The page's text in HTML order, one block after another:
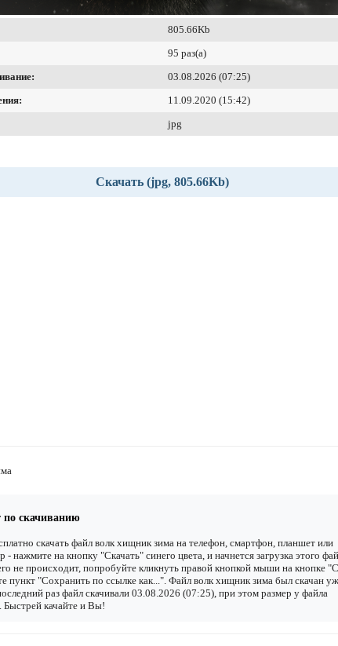
805.66Kb
95 раз(а)
03.08.2026 (07:25)
11.09.2020 (15:42)
jpg
Скачать (jpg, 805.66Kb)
по скачиванию
скачать файл волк хищник зима на телефон, смартфон, планшет или
- нажмите на кнопку "Скачать" синего цвета, и начнется загрузка этого
не происходит, попробуйте кликнуть правой кнопкой мыши на кнопке
пункт "Сохранить по ссылке как...". Файл волк хищник зима был скачан
раз файл скачивали 03.08.2026 (07:25), при этом размер у файла
Быстрей качайте и Вы!